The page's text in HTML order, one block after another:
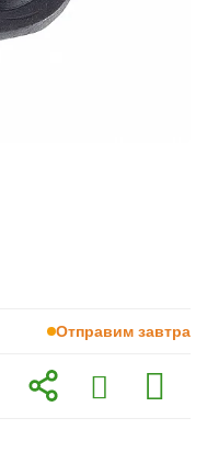
Отправим завтра